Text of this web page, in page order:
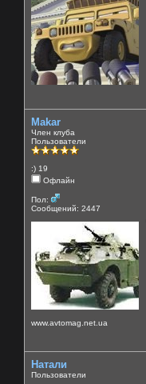
Makar
Член клуба
Пользователи
:) 19
Офлайн
Пол:
Сообщений: 2447
www.avtomag.net.ua
Натали
Пользователи